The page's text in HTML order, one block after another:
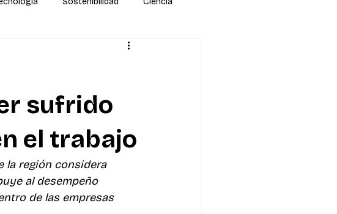
sufrido
el trabajo
la región considera
al desempeño
de las empresas